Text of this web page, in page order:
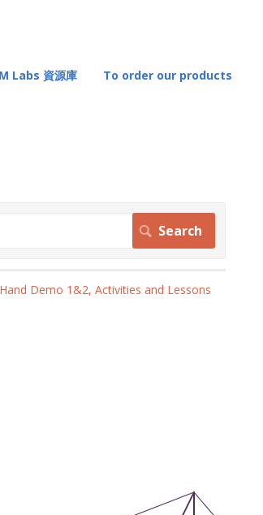
Labs 資源庫 To order our products
Demo 1&2, Activities and Lessons